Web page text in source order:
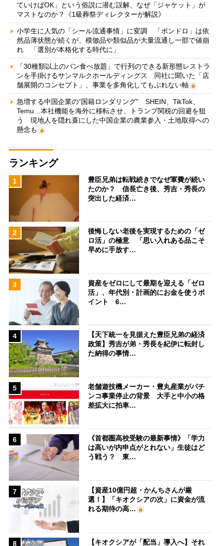
ていけばOK」という俗説に潜む誤解、なぜ「ジャケット」が
マストなのか？《1級葬祭ディレクターが解説》
小学生に人気の「シール流通事情」に変調 「ボンドロ」は依
然品薄状態が続くが、模倣品や類似品が大量流通し一部で値崩
れ 「選別が本格化する時代に」
「30種類以上のパン食べ放題」で行列のできる新形態レストラ
ンを手掛けるサンマルクホールディングス 同社に聞いた「店
舗展開のコンセプト」、事業を多角化してもぶれない軸
急増する中国企業の“国籍ロンダリング” SHEIN、TikTok、
Temu…本社機能を海外に移転させ、トランプ関税の回避を狙
う 現地人を隠れ蓑にした中国企業の農業参入・土地取得への
懸念も
ランキング
1
豊臣兄弟は転戦続きでなぜ軍費が続い
たのか？ 信長亡き後、秀吉・秀長の
突出した経済…
2
後悔しない老後を実現するための「ゼ
ロ活」の極意 「思い入れある品こそ
早めに手放す…
3
資産をゼロにして最期を迎える「ゼロ
活」、年代別・計画的にお金を使うポ
イント 6…
4
【天下統一を見据えた豊臣兄弟の経済
政策】秀吉が弟・秀長を紀伊に転封し
た納得の事情…
5
老舗遊技機メーカー・豊丸産業がパチ
ンコ事業停止の背景 大手と中小の格
差拡大に拍車…
6
《首都圏高校受験の最新事情》「学力
は高いが内申点がとれない」生徒はど
う戦う？ 東…
7
【資産10億円超・かんちさんが厳
選！】「キオクシアの次」に資金が流
れる期待の高…
8 【キオクシアが「配当」導入へ】それ